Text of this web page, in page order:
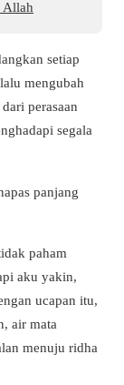
Allah
setiap
mengubah
perasaan
segala
panjang
paham
aku yakin,
ucapan itu,
air mata
menuju ridha